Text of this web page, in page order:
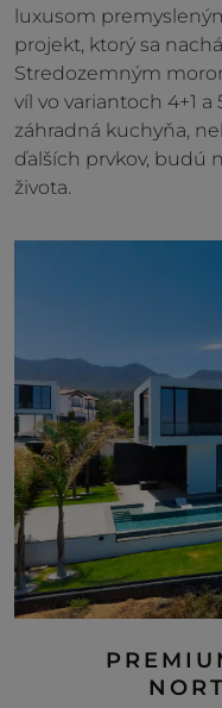
luxusom
projekt, ktorý sa
Stredozemným
víl vo variantoch 4+1 a
záhradná kuchyňa,
ďalších prvkov, budú
života.